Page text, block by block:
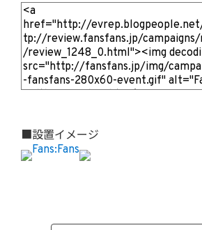
■設置イメージ